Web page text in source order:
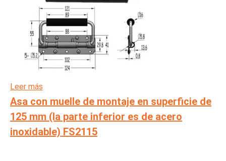
Leer más
Asa con muelle de montaje en superficie de
125 mm (la parte inferior es de acero
inoxidable) FS2115